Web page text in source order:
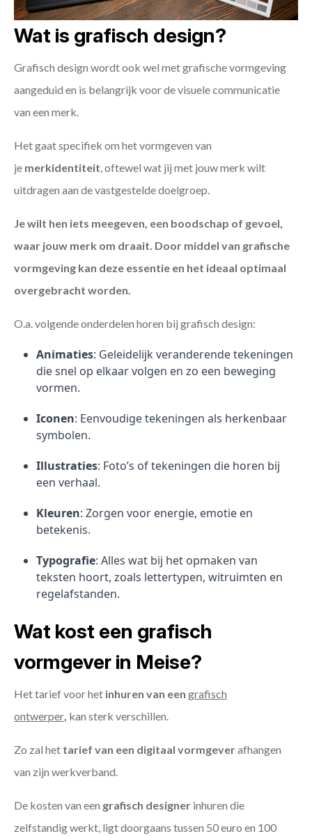
Wat is grafisch design?
Grafisch design wordt ook wel met grafische vormgeving
aangeduid en is belangrijk voor de visuele communicatie
van een merk.
Het gaat specifiek om het vormgeven van
je merkidentiteit , oftewel wat jij met jouw merk wilt
uitdragen aan de vastgestelde doelgroep.
Je wilt hen iets meegeven, een boodschap of gevoel,
waar jouw merk om draait. Door middel van grafische
vormgeving kan deze essentie en het ideaal optimaal
overgebracht worden.
O.a. volgende onderdelen horen bij grafisch design:
Animaties: Geleidelijk veranderende tekeningen
die snel op elkaar volgen en zo een beweging
vormen.
Iconen: Eenvoudige tekeningen als herkenbaar
symbolen.
Illustraties: Foto’s of tekeningen die horen bij
een verhaal.
Kleuren: Zorgen voor energie, emotie en
betekenis.
Typografie: Alles wat bij het opmaken van
teksten hoort, zoals lettertypen, witruimten en
regelafstanden.
Wat kost een grafisch
vormgever in Meise?
Het tarief voor het inhuren van een grafisch
ontwerper kan sterk verschillen.
Zo zal het tarief van een digitaal vormgeverafhangen
van zijn werkverband.
De kosten van een grafisch designer inhuren die
zelfstandig werkt, ligt doorgaans tussen 50 euro en 100